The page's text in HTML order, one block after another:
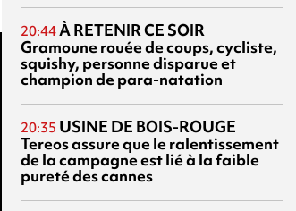
20:44À RETENIR CE SOIR
Gramoune rouée de coups, cycliste,
squishy, personne disparue et
champion de para-natation
20:35 USINE DE BOIS-ROUGE
Tereos assure que le ralentissement
de la campagne est lié à la faible
pureté des cannes